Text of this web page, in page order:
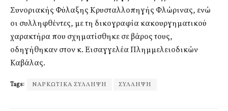
Συνοριακής Φύλαξης Κρυσταλλοπηγής Φλώρινας, ενώ
οι συλληφθέντες, με τη δικογραφία κακουργηματικού
χαρακτήρα που σχηματίσθηκε σε βάρος τους,
οδηγήθηκαν στον κ. Εισαγγελέα Πλημμελειοδικών
Καβάλας.
Tags: ΝΑΡΚΩΤΙΚΑ ΣΥΛΛΗΨΗ ΣΥΛΛΗΨΗ